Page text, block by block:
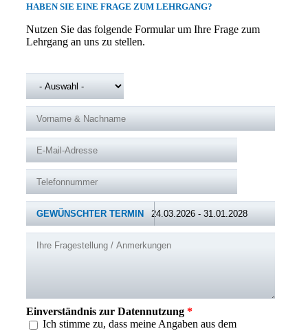
HABEN SIE EINE FRAGE ZUM LEHRGANG?
Nutzen Sie das folgende Formular um Ihre Frage zum
Lehrgang an uns zu stellen.
GEWÜNSCHTER TERMIN
Einverständnis zur Datennutzung *
Ich stimme zu, dass meine Angaben aus dem